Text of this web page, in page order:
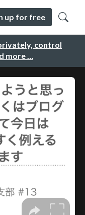
control
more …
up for free